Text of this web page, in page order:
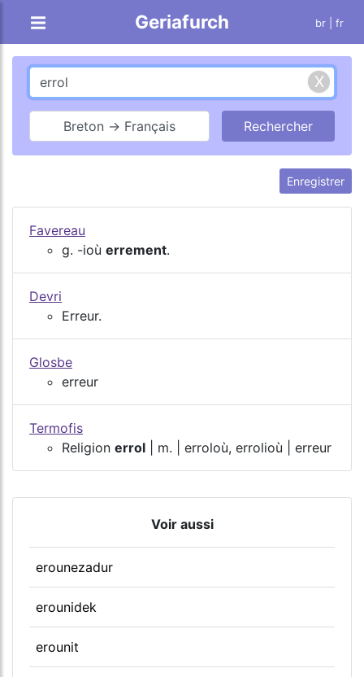
Geriafurch br | fr
Breton → Français
Enregistrer
Favereau
g. -ioù errement.
Devri
Erreur.
Glosbe
erreur
Termofis
Religion errol | m. | erroloù, errolioù | erreur
Voir aussi
erounezadur
erounidek
erounit